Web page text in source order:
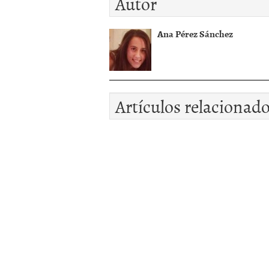
Ana Pérez Sánchez
Artículos